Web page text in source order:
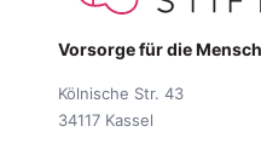
Vorsorge für die
Kölnische Str. 43
34117 Kassel